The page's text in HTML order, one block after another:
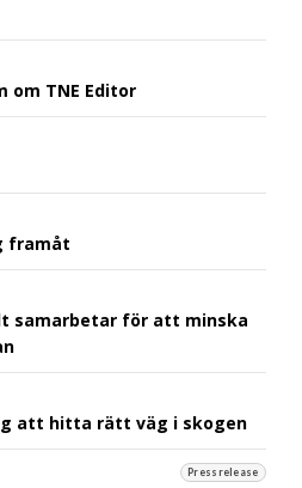
om TNE Editor
framåt
samarbetar för att minska
att hitta rätt väg i skogen
Pressrelease